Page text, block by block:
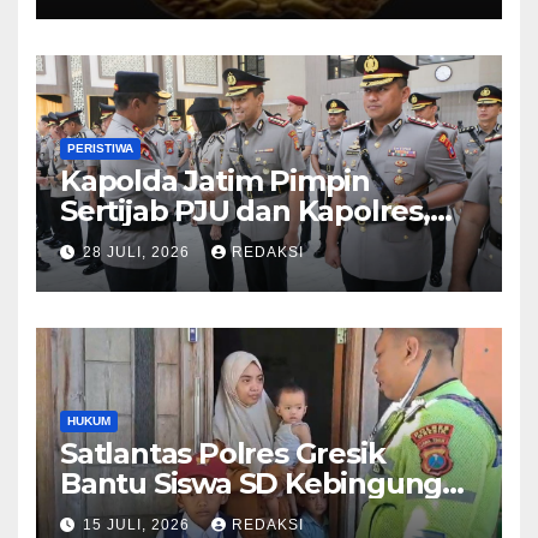
PERISTIWA
Kapolda Jatim Pimpin
Sertijab PJU dan Kapolres,
Perkuat Regenerasi
Kepemimpinan dan
Pelayanan Presisi
28 JULI, 2026 REDAKSI
HUKUM
Satlantas Polres Gresik
Bantu Siswa SD Kebingungan
Saat Pulang Sekolah,
15 JULI, 2026 REDAKSI